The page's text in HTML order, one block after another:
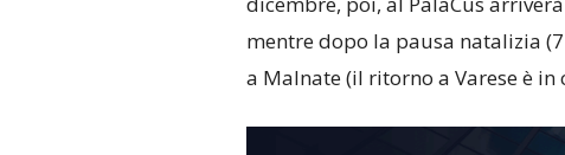
mentre dopo la pausa natalizia
a Malnate (il ritorno a Varese è